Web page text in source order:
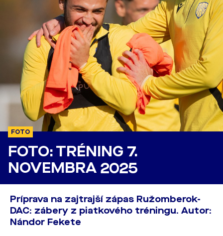
FOTO
FOTO: TRÉNING 7.
NOVEMBRA 2025
Príprava na zajtrajší zápas Ružomberok-
DAC: zábery z piatkového tréningu. Autor:
Nándor Fekete